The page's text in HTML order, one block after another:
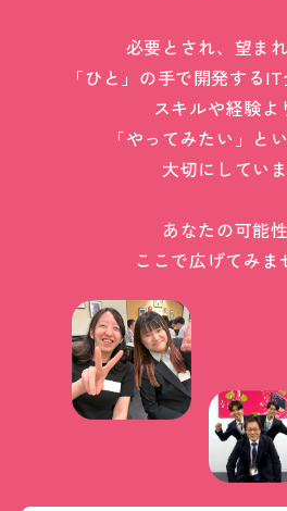
必要とされ、望ま
「ひと」の手で開発する
スキルや経験よ
「やってみたい」と
大切にしていま
あなたの可能性
ここで広げてみま